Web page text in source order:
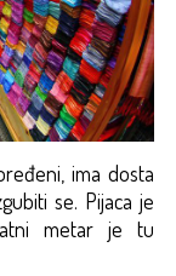
ima dosta
se. Pijaca je
metar je tu